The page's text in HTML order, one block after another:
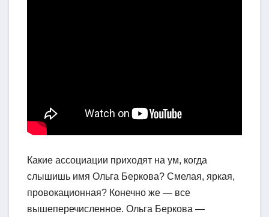
Какие ассоциации приходят на ум, когда
слышишь имя Ольга Беркова? Смелая, яркая,
провокационная? Конечно же — все
вышеперечисленное. Ольга Беркова —